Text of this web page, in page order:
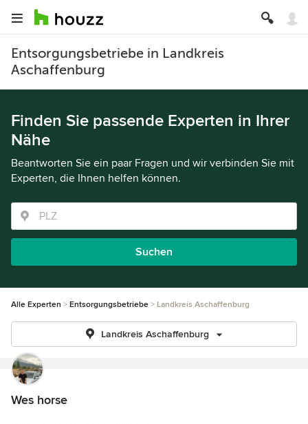
Entsorgungsbetriebe in Landkreis
Aschaffenburg
Finden Sie passende Experten in Ihrer
Nähe
Beantworten Sie ein paar Fragen und wir verbinden Sie mit
Experten, die Ihnen helfen können.
Suchen
Alle Experten Entsorgungsbetriebe Landkreis Aschaffenburg
Landkreis Aschaffenburg
Wes horse